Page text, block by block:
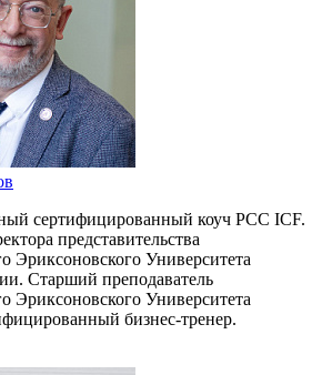
сертифицированный коуч PCC ICF.
представительства
Эриксоновского Университета
Старший преподаватель
Эриксоновского Университета
бизнес-тренер.